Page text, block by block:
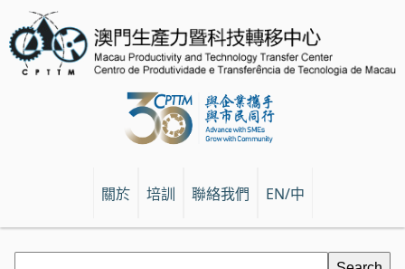
關於 培訓 聯絡我們 EN/中